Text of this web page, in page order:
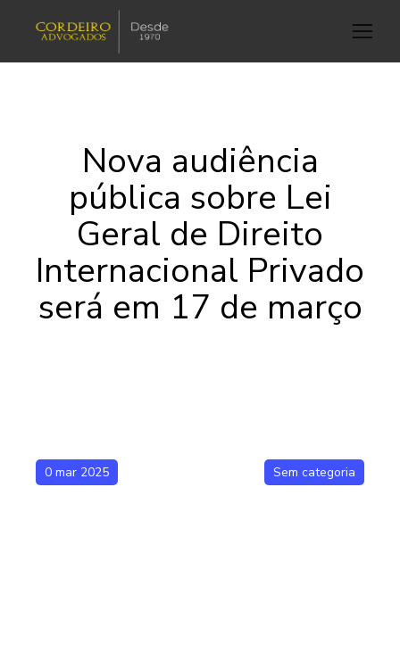
Nova audiência
pública sobre Lei
Geral de Direito
Internacional Privado
será em 17 de março
0 mar 2025 Sem categoria